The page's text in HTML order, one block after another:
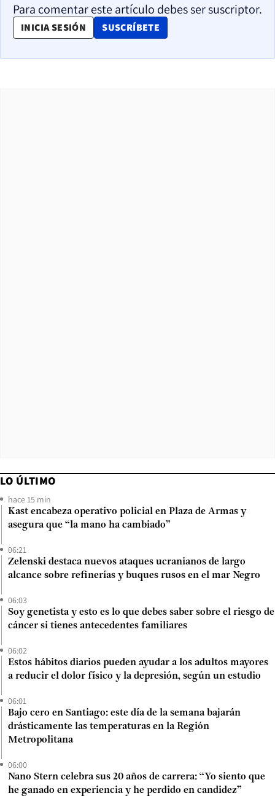
Para comentar este artículo debes ser suscriptor.
INICIA SESIÓN SUSCRÍBETE
OPENS IN NEW WINDOW
LO ÚLTIMO
hace 15 min
Kast encabeza operativo policial en Plaza de Armas y
asegura que “la mano ha cambiado”
06:21
Zelenski destaca nuevos ataques ucranianos de largo
alcance sobre refinerías y buques rusos en el mar Negro
06:03
Soy genetista y esto es lo que debes saber sobre el riesgo de
cáncer si tienes antecedentes familiares
06:02
Estos hábitos diarios pueden ayudar a los adultos mayores
a reducir el dolor físico y la depresión, según un estudio
06:01
Bajo cero en Santiago: este día de la semana bajarán
drásticamente las temperaturas en la Región
Metropolitana
06:00
Nano Stern celebra sus 20 años de carrera: “Yo siento que
he ganado en experiencia y he perdido en candidez”